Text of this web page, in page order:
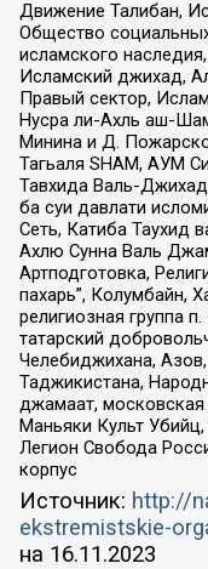
Движение Талибан,
Общество
исламского
Исламский джихад,
Правый сектор,
Нусра ли-Ахль аш-
Минина и Д.
Тагьаля SHAM, АУМ
Тавхида Валь-
ба суи давлати
Сеть, Катиба Таухид
Ахлю Сунна Валь
Артподготовка,
пахарь”, Колумбайн,
религиозная группа
татарский
Челебиджихана,
Таджикистана,
джамаат,
Маньяки Культ
Легион Свобода
корпус
Источник: http://
ekstremistskie-
на 16.11.2023